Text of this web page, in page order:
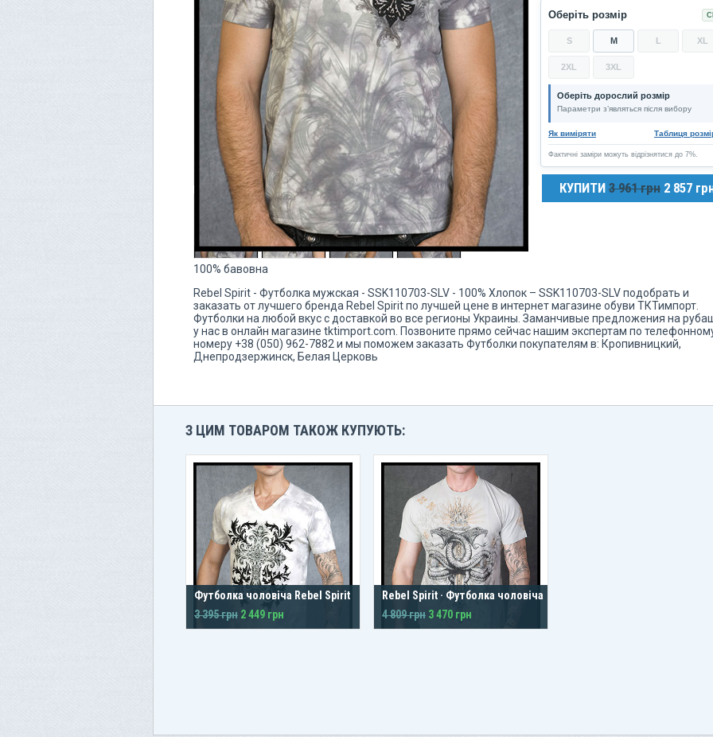
Коріння компанії бере початок 2005
року з дизайнера Edgar Munoz і
виробника Jason He в ранчо
Cucamonga, Каліфорнія, що надалі
призвело до створення бренду Rebel
Spirit Clothing.
перевагу Rebel Spirit: Cristiano
Hulk Hogan, Mc Hammer, Boyz II
Criss Angel, Pauly D. (Jersey Shore),
«Situation» (Jersey Shore), Snooki
(Jersey Shore), Jermaine Jackson,
Guila (Comedian), Joey Medina
(Comedian), Bell Biv DeVoe, Corey
Feldman, Sean Paul, Bret Michaels і
Оберіть розмір
S M L XL
2XL 3XL
Оберіть дорослий розмір
Параметри з’являться після вибору
Як виміряти Таблиця
Фактичні заміри можуть відрізнятися до 7%.
КУПИТИ 3 961 грн 2 857
100% бавовна
Rebel Spirit - Футболка мужская - SSK110703-SLV - 100% Хлопок – SSK110703-SLV подобрать и
заказать от лучшего бренда Rebel Spirit по лучшей цене в интернет магазине обуви ТКТимпорт.
Футболки на любой вкус с доставкой во все регионы Украины. Заманчивые предложения на
у нас в онлайн магазине tktimport.com. Позвоните прямо сейчас нашим экспертам по
номеру +38 (050) 962-7882 и мы поможем заказать Футболки покупателям в: Кропивницкий,
Днепродзержинск, Белая Церковь
З ЦИМ ТОВАРОМ ТАКОЖ КУПУЮТЬ:
Футболка чоловіча Rebel Spirit
3 395 грн 2 449 грн
Rebel Spirit · Футболка чоловіча
4 809 грн 3 470 грн